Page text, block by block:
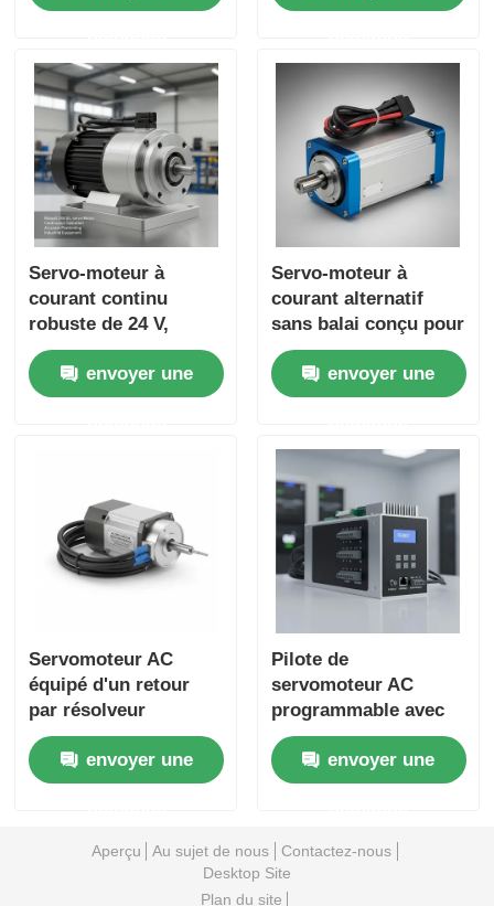
précis dans les
fabrication
automatisés
performances
applications CNC
Servo-moteur à
courant continu
robuste de 24 V,
adapté au
fonctionnement
continu et au
industriels
envoyer une
Servo-moteur à
courant alternatif
sans balai conçu pour
un positionnement
précis et un contrôle
de vitesse dans les
fabrication
automatisés
envoyer une
Servomoteur AC
équipé d'un retour
par résolveur
assurant un contrôle
de mouvement précis
dans les systèmes de
envoyer une
Pilote de
servomoteur AC
programmable avec
interfaces de
communication
multiples et
dans les réseaux
d'automatisation
envoyer une
Aperçu Au sujet de nous
Contactez-nous
Desktop Site
Plan du site